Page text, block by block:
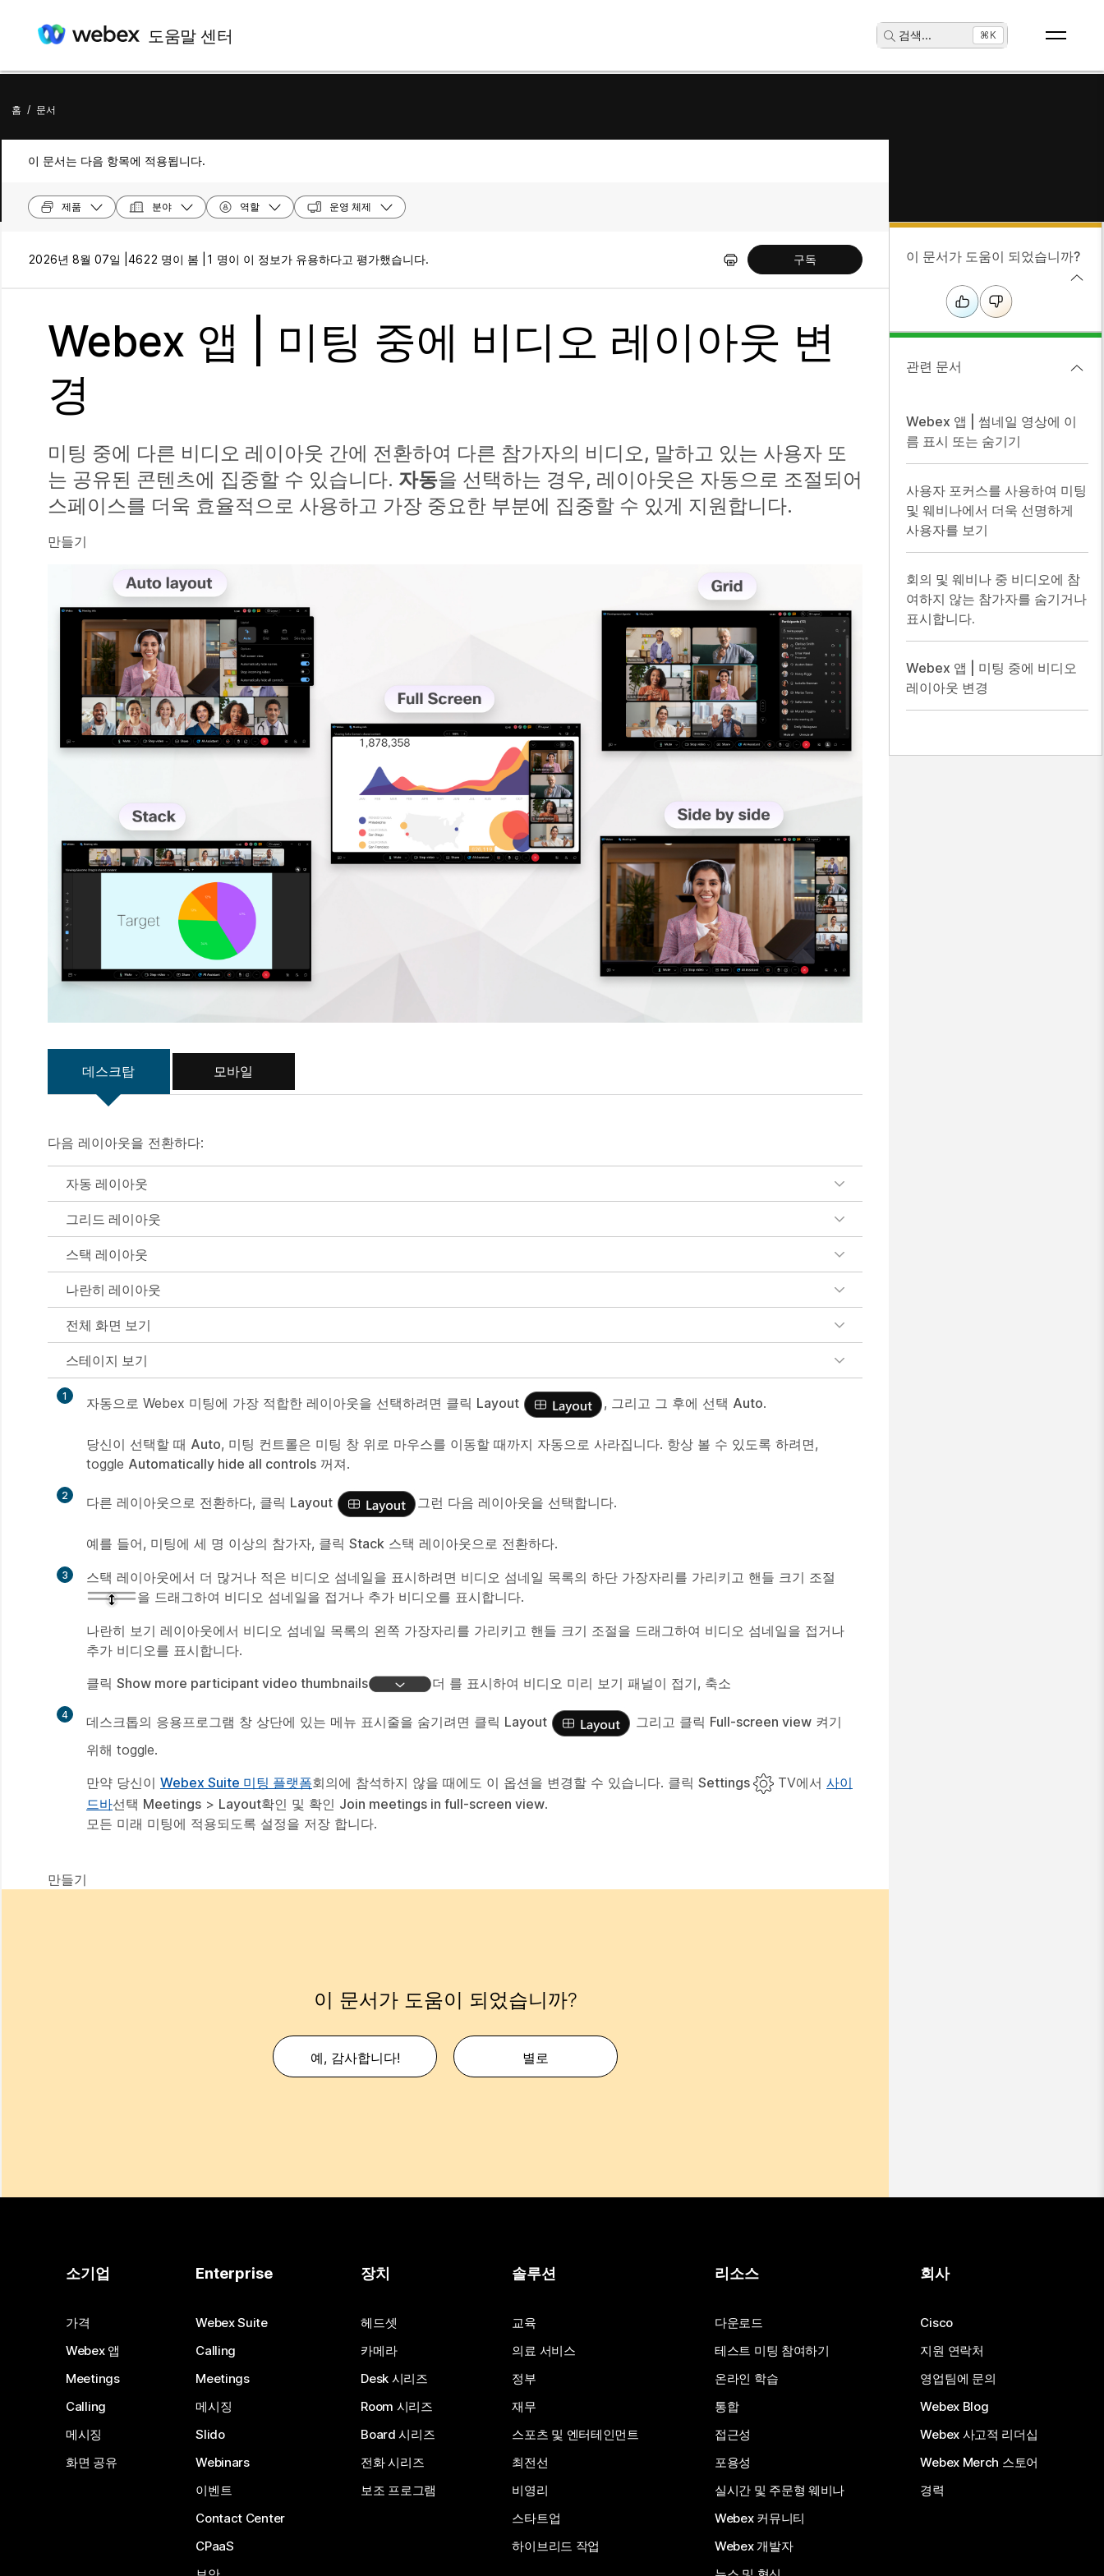
도움말 센터 검색... ⌘K
홈 / 문서
이 문서는 다음 항목에 적용됩니다.
제품 분야 역할 운영 체제
2026년 8월 07일 | 4622 명이 봄 | 1 명이 이 정보가 유용하다고 평가했습니다. 구독
Webex 앱 | 미팅 중에 비디오 레이아웃 변
경
미팅 중에 다른 비디오 레이아웃 간에 전환하여 다른 참가자의 비디오, 말하고 있는 사용자 또
는 공유된 콘텐츠에 집중할 수 있습니다. 자동을 선택하는 경우, 레이아웃은 자동으로 조절되어
스페이스를 더욱 효율적으로 사용하고 가장 중요한 부분에 집중할 수 있게 지원합니다.
만들기
데스크탑 모바일
다음 레이아웃을 전환하다:
자동 레이아웃
그리드 레이아웃
스택 레이아웃
나란히 레이아웃
전체 화면 보기
스테이지 보기
1
자동으로 Webex 미팅에 가장 적합한 레이아웃을 선택하려면 클릭 Layout , 그리고 그 후에 선택 Auto.
당신이 선택할 때 Auto, 미팅 컨트롤은 미팅 창 위로 마우스를 이동할 때까지 자동으로 사라집니다. 항상 볼 수 있도록 하려면,
toggle Automatically hide all controls 꺼져.
2
다른 레이아웃으로 전환하다, 클릭 Layout 그런 다음 레이아웃을 선택합니다.
예를 들어, 미팅에 세 명 이상의 참가자, 클릭 Stack 스택 레이아웃으로 전환하다.
3
스택 레이아웃에서 더 많거나 적은 비디오 섬네일을 표시하려면 비디오 섬네일 목록의 하단 가장자리를 가리키고 핸들 크기 조절
을 드래그하여 비디오 섬네일을 접거나 추가 비디오를 표시합니다.
나란히 보기 레이아웃에서 비디오 섬네일 목록의 왼쪽 가장자리를 가리키고 핸들 크기 조절을 드래그하여 비디오 섬네일을 접거나
추가 비디오를 표시합니다.
클릭 Show more participant video thumbnails 더 를 표시하여 비디오 미리 보기 패널이 접기, 축소
4
데스크톱의 응용프로그램 창 상단에 있는 메뉴 표시줄을 숨기려면 클릭 Layout 그리고 클릭 Full-screen view 켜기
위해 toggle.
만약 당신이 Webex Suite 미팅 플랫폼회의에 참석하지 않을 때에도 이 옵션을 변경할 수 있습니다. 클릭 Settings TV에서 사이
드바선택 Meetings > Layout확인 및 확인 Join meetings in full-screen view.
모든 미래 미팅에 적용되도록 설정을 저장 합니다.
만들기
이 문서가 도움이 되었습니까?
예, 감사합니다! 별로
이 문서가 도움이 되었습니까?
관련 문서
Webex 앱 | 썸네일 영상에 이
름 표시 또는 숨기기
사용자 포커스를 사용하여 미팅
및 웨비나에서 더욱 선명하게
사용자를 보기
회의 및 웨비나 중 비디오에 참
여하지 않는 참가자를 숨기거나
표시합니다.
Webex 앱 | 미팅 중에 비디오
레이아웃 변경
소기업
가격
Webex 앱
Meetings
Calling
메시징
화면 공유
Enterprise
Webex Suite
Calling
Meetings
메시징
Slido
Webinars
이벤트
Contact Center
CPaaS
장치
헤드셋
카메라
Desk 시리즈
Room 시리즈
Board 시리즈
전화 시리즈
보조 프로그램
솔루션
교육
의료 서비스
정부
재무
스포츠 및 엔터테인먼트
최전선
비영리
스타트업
하이브리드 작업
리소스
다운로드
테스트 미팅 참여하기
온라인 학습
통합
접근성
포용성
실시간 및 주문형 웨비나
Webex 커뮤니티
Webex 개발자
회사
Cisco
지원 연락처
영업팀에 문의
Webex Blog
Webex 사고적 리더십
Webex Merch 스토어
경력